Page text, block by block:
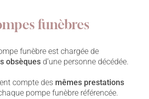
funèbres
funèbre est chargée de
obsèques d’une personne décédée.
compte des mêmes prestations
pompe funèbre référencée.